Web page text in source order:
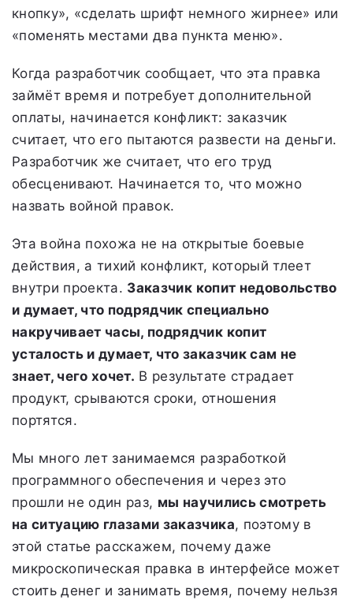
кнопку», «сделать шрифт немного жирнее» или
«поменять местами два пункта меню».
Когда разработчик сообщает, что эта правка
займёт время и потребует дополнительной
оплаты, начинается конфликт: заказчик
считает, что его пытаются развести на деньги.
Разработчик же считает, что его труд
обесценивают. Начинается то, что можно
назвать войной правок.
Эта война похожа не на открытые боевые
действия, а тихий конфликт, который тлеет
внутри проекта. Заказчик копит недовольство
и думает, что подрядчик специально
накручивает часы, подрядчик копит
усталость и думает, что заказчик сам не
знает, чего хочет. В результате страдает
продукт, срываются сроки, отношения
портятся.
Мы много лет занимаемся разработкой
программного обеспечения и через это
прошли не один раз, мы научились смотреть
на ситуацию глазами заказчика, поэтому в
этой статье расскажем, почему даже
микроскопическая правка в интерфейсе может
стоить денег и занимать время, почему нельзя